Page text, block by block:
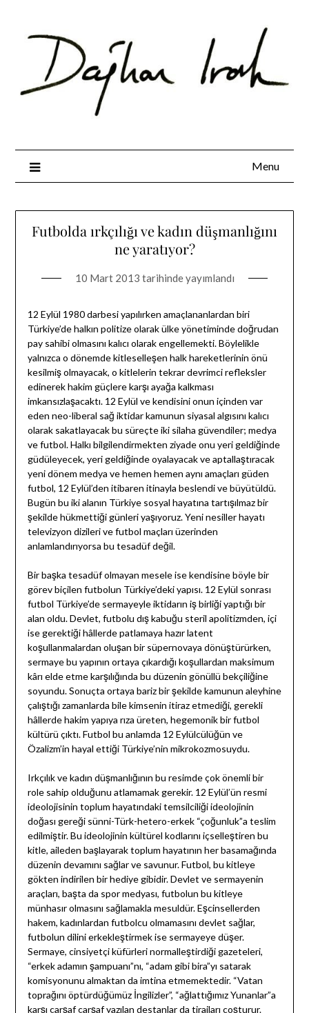
content
Menu
Futbolda ırkçılığı ve kadın düşmanlığını
ne yaratıyor?
10 Mart 2013 tarihinde yayımlandı
12 Eylül 1980 darbesi yapılırken amaçlananlardan biri
Türkiye’de halkın politize olarak ülke yönetiminde doğrudan
pay sahibi olmasını kalıcı olarak engellemekti. Böylelikle
yalnızca o dönemde kitleselleşen halk hareketlerinin önü
kesilmiş olmayacak, o kitlelerin tekrar devrimci refleksler
edinerek hakim güçlere karşı ayağa kalkması
imkansızlaşacaktı. 12 Eylül ve kendisini onun içinden var
eden neo-liberal sağ iktidar kamunun siyasal algısını kalıcı
olarak sakatlayacak bu süreçte iki silaha güvendiler; medya
ve futbol. Halkı bilgilendirmekten ziyade onu yeri geldiğinde
güdüleyecek, yeri geldiğinde oyalayacak ve aptallaştıracak
yeni dönem medya ve hemen hemen aynı amaçları güden
futbol, 12 Eylül’den itibaren itinayla beslendi ve büyütüldü.
Bugün bu iki alanın Türkiye sosyal hayatına tartışılmaz bir
şekilde hükmettiği günleri yaşıyoruz. Yeni nesiller hayatı
televizyon dizileri ve futbol maçları üzerinden
anlamlandırıyorsa bu tesadüf değil.
Bir başka tesadüf olmayan mesele ise kendisine böyle bir
görev biçilen futbolun Türkiye’deki yapısı. 12 Eylül sonrası
futbol Türkiye’de sermayeyle iktidarın iş birliği yaptığı bir
alan oldu. Devlet, futbolu dış kabuğu steril apolitizmden, içi
ise gerektiği hâllerde patlamaya hazır latent
koşullanmalardan oluşan bir süpernovaya dönüştürürken,
sermaye bu yapının ortaya çıkardığı koşullardan maksimum
kârı elde etme karşılığında bu düzenin gönüllü bekçiliğine
soyundu. Sonuçta ortaya bariz bir şekilde kamunun aleyhine
çalıştığı zamanlarda bile kimsenin itiraz etmediği, gerekli
hâllerde hakim yapıya rıza üreten, hegemonik bir futbol
kültürü çıktı. Futbol bu anlamda 12 Eylülcülüğün ve
Özalizm’in hayal ettiği Türkiye’nin mikrokozmosuydu.
Irkçılık ve kadın düşmanlığının bu resimde çok önemli bir
role sahip olduğunu atlamamak gerekir. 12 Eylül’ün resmi
ideolojisinin toplum hayatındaki temsilciliği ideolojinin
doğası gereği sünni-Türk-hetero-erkek “çoğunluk”a teslim
edilmiştir. Bu ideolojinin kültürel kodlarını içselleştiren bu
kitle, aileden başlayarak toplum hayatının her basamağında
düzenin devamını sağlar ve savunur. Futbol, bu kitleye
gökten indirilen bir hediye gibidir. Devlet ve sermayenin
araçları, başta da spor medyası, futbolun bu kitleye
münhasır olmasını sağlamakla mesuldür. Eşcinsellerden
hakem, kadınlardan futbolcu olmamasını devlet sağlar,
futbolun dilini erkekleştirmek ise sermayeye düşer.
Sermaye, cinsiyetçi küfürleri normalleştirdiği gazeteleri,
“erkek adamın şampuanı”nı, “adam gibi bira”yı satarak
komisyonunu almaktan da imtina etmemektedir. “Vatan
toprağını öptürdüğümüz İngilizler”, “ağlattığımız Yunanlar”a
karşı çarşaf çarşaf yazılan destanlar da tirajları coşturur.